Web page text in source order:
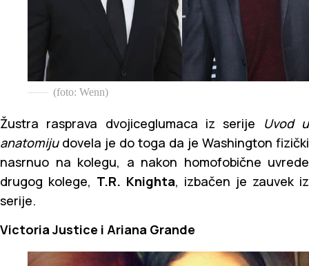
(foto: Wenn)
Žustra rasprava dvojiceglumaca iz serije Uvod u
anatomijudovela je do toga da je Washington fizički
nasrnuo na kolegu, a nakon homofobične uvrede
drugog kolege, T.R. Knighta, izbačen je zauvek iz
serije.
Victoria Justice i Ariana Grande